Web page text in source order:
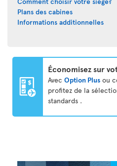
Plans des cabines
Informations additionnelles
Économisez sur
Avec Option Plus ou
profitez de la
standards .